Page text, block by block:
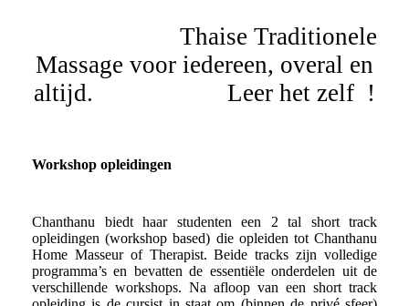
Thaise Traditionele
Massage voor iedereen, overal en
altijd. Leer het zelf !
Workshop opleidingen
Chanthanu biedt haar studenten een 2 tal short track
opleidingen (workshop based) die opleiden tot Chanthanu
Home Masseur of Therapist. Beide tracks zijn volledige
programma’s en bevatten de essentiële onderdelen uit de
verschillende workshops. Na afloop van een short track